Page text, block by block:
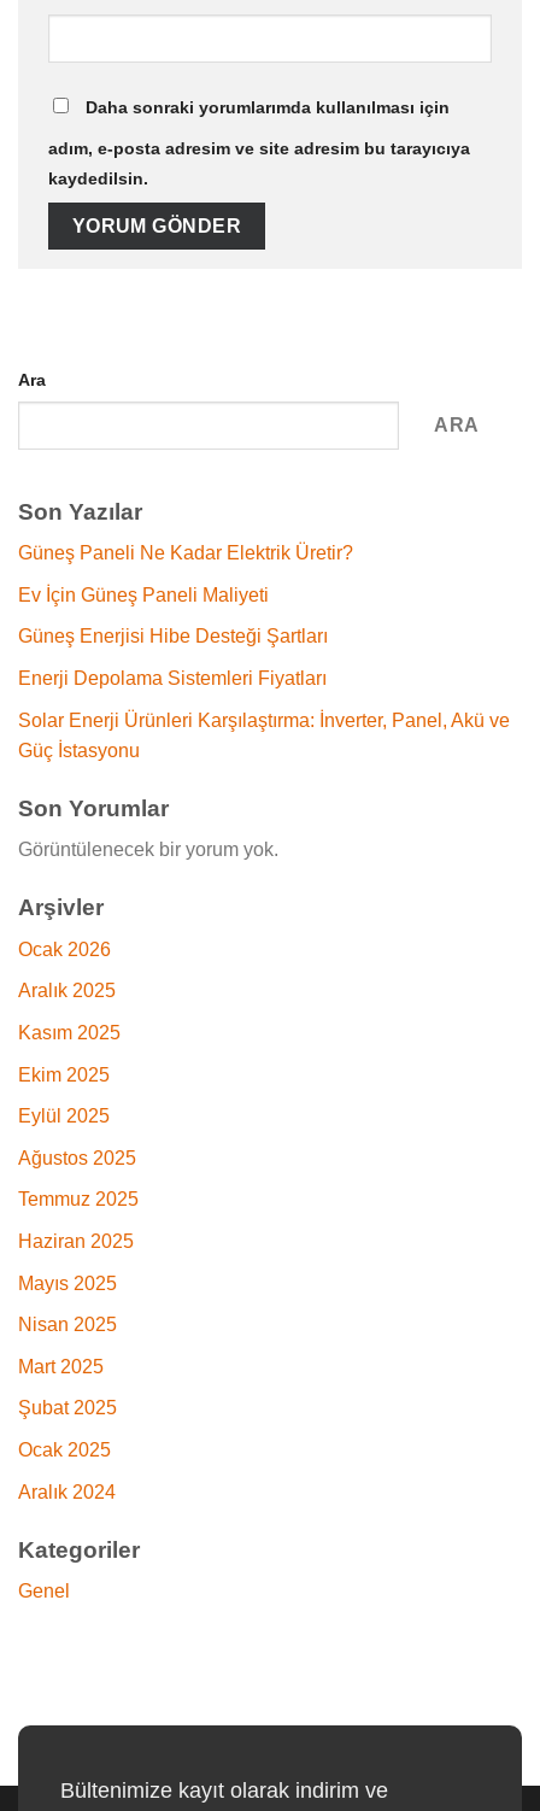
Daha sonraki yorumlarımda kullanılması için
adım, e-posta adresim ve site adresim bu tarayıcıya
kaydedilsin.
Ara
ARA
Son Yazılar
Güneş Paneli Ne Kadar Elektrik Üretir?
Ev İçin Güneş Paneli Maliyeti
Güneş Enerjisi Hibe Desteği Şartları
Enerji Depolama Sistemleri Fiyatları
Solar Enerji Ürünleri Karşılaştırma: İnverter, Panel, Akü ve
Güç İstasyonu
Son Yorumlar
Görüntülenecek bir yorum yok.
Arşivler
Ocak 2026
Aralık 2025
Kasım 2025
Ekim 2025
Eylül 2025
Ağustos 2025
Temmuz 2025
Haziran 2025
Mayıs 2025
Nisan 2025
Mart 2025
Şubat 2025
Ocak 2025
Aralık 2024
Kategoriler
Genel
Bültenimize kayıt olarak indirim ve